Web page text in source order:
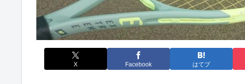
X Facebook はてブ